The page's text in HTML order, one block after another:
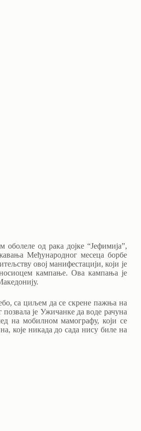
од рака дојке “Јефимија”,
Међународног месеца борбе
овој манифестацији, који је
кампање. Ова кампања је
са циљем да се скрене пажња на
је Ужичанке да воде рачуна
на мобилном мамографу, који се
које никада до сада нису биле на